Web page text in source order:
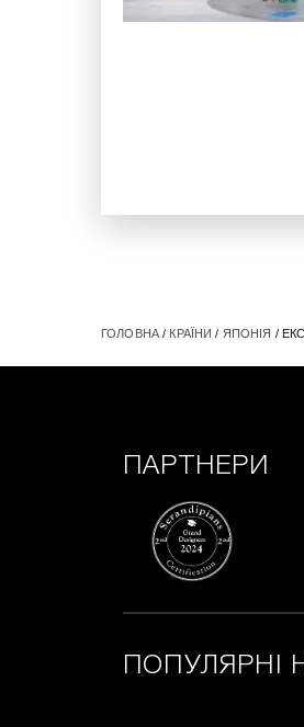
ГОЛОВНА/ КРАЇНИ / ЯПОНІЯ /
ПАРТНЕРИ
ПОПУЛЯРНІ